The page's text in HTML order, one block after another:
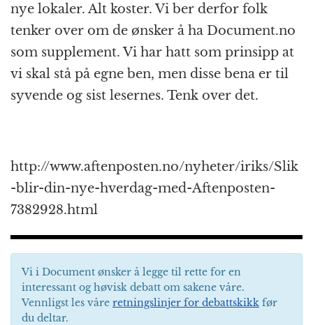
nye lokaler. Alt koster. Vi ber derfor folk
tenker over om de ønsker å ha Document.no
som supplement. Vi har hatt som prinsipp at
vi skal stå på egne ben, men disse bena er til
syvende og sist lesernes. Tenk over det.
http://www.aftenposten.no/nyheter/iriks/Slik
-blir-din-nye-hverdag-med-Aftenposten-
7382928.html
Vi i Document ønsker å legge til rette for en
interessant og høvisk debatt om sakene våre.
Vennligst les våre retningslinjer for debattskikk før
du deltar.